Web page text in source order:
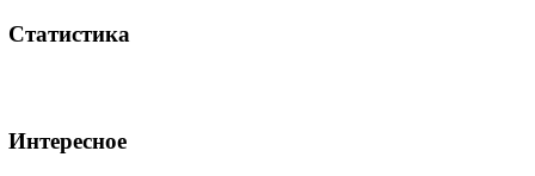
Статистика
Интересное